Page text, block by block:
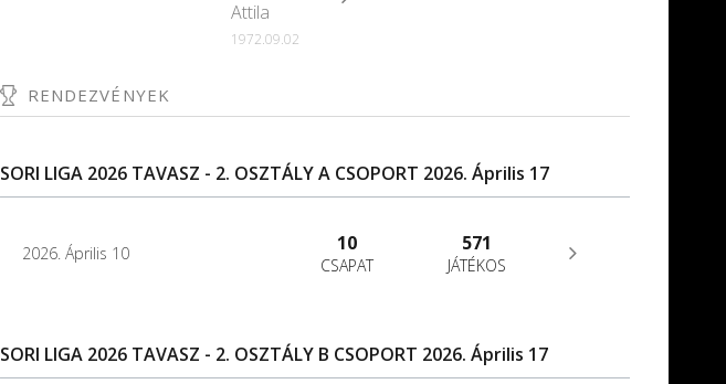
Attila
1972.09.02
RENDEZVÉNYEK
SORI LIGA 2026 TAVASZ - 2. OSZTÁLY A CSOPORT 2026. Április 17
2026. Április 10 10
CSAPAT
571
JÁTÉKOS
SORI LIGA 2026 TAVASZ - 2. OSZTÁLY B CSOPORT 2026. Április 17